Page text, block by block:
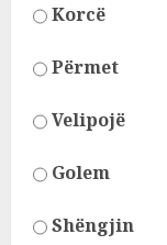
Korcë
Përmet
Velipojë
Golem
Shëngjin